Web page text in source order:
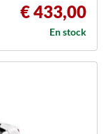
€ 433,00
En stock